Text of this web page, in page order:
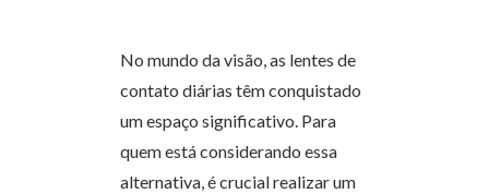
No mundo da visão, as lentes de
contato diárias têm conquistado
um espaço significativo. Para
quem está considerando essa
alternativa, é crucial realizar um